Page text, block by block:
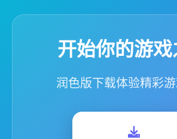
开始你的游
润色版下载体验精彩